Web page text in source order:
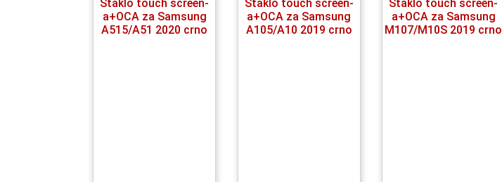
Staklo touch screen-
a+OCA za Samsung
A515/A51 2020 crno
Staklo touch screen-
a+OCA za Samsung
A105/A10 2019 crno
Staklo touch screen-
a+OCA za Samsung
M107/M10S 2019 crno